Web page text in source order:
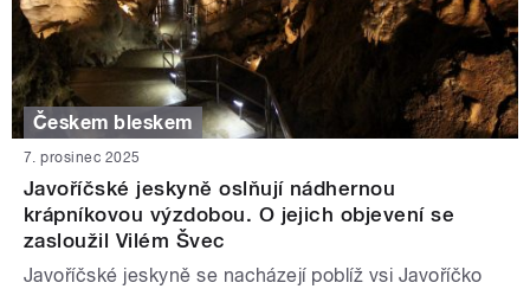
Českem bleskem
7. prosinec 2025
Javoříčské jeskyně oslňují nádhernou
krápníkovou výzdobou. O jejich objevení se
zasloužil Vilém Švec
Javoříčské jeskyně se nacházejí poblíž vsi Javoříčko